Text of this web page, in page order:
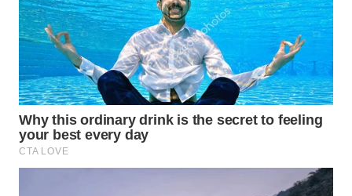
LABUHANBATU
WN
TAPANULI
TENGAH
WN DELI
SERDANG